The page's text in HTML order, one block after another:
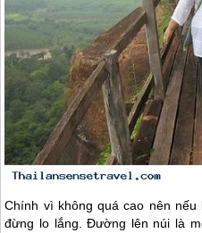
Chính vì không quá cao nên
đừng lo lắng. Đường lên núi là